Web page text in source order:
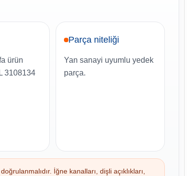
ürün
3108134
Parça niteliği
Yan sanayi uyumlu yedek
parça.
İğne kanalları, dişli açıklıkları,